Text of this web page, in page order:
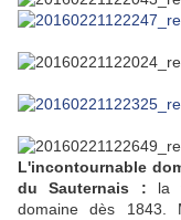
L'incontournable
du Sauternais : la
domaine dès 1843.